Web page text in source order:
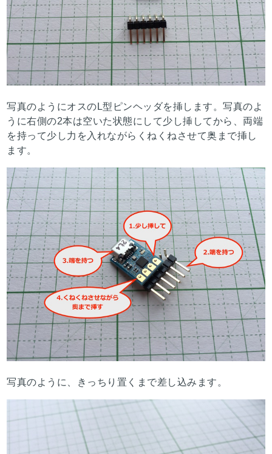
写真のようにオスのL型ピンヘッダを挿します。写真のよ
うに右側の2本は空いた状態にして少し挿してから、両端
を持って少し力を入れながらくねくねさせて奥まで挿し
ます。
写真のように、きっちり置くまで差し込みます。